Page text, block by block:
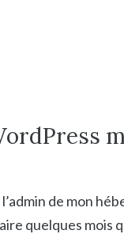
de mon
quelques